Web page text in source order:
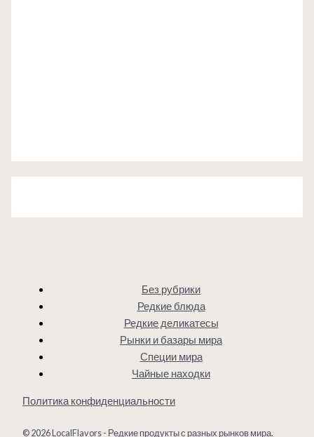
Без рубрики
Редкие блюда
Редкие деликатесы
Рынки и базары мира
Специи мира
Чайные находки
Политика конфиденциальности
© 2026 LocalFlavors - Редкие продукты с разных рынков мира.